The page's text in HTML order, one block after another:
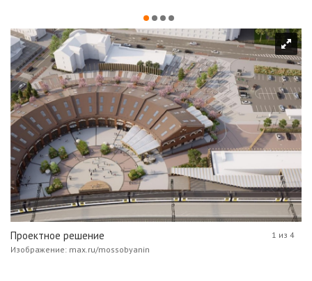
Проектное решение
Изображение: max.ru/mossobyanin
1 из 4